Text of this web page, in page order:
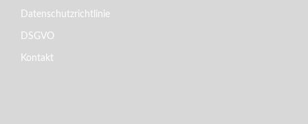
Datenschutzrichtlinie
DSGVO
Kontakt